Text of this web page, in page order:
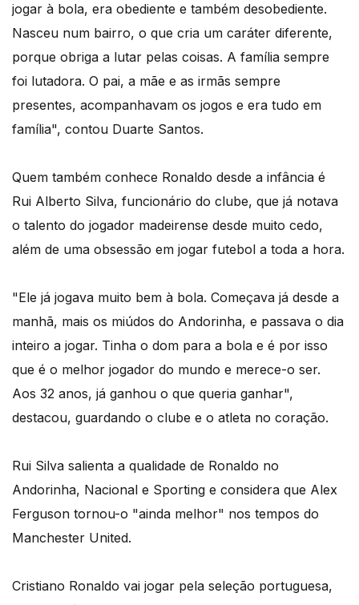
jogar à bola, era obediente e também desobediente.
Nasceu num bairro, o que cria um caráter diferente,
porque obriga a lutar pelas coisas. A família sempre
foi lutadora. O pai, a mãe e as irmãs sempre
presentes, acompanhavam os jogos e era tudo em
família", contou Duarte Santos.
Quem também conhece Ronaldo desde a infância é
Rui Alberto Silva, funcionário do clube, que já notava
o talento do jogador madeirense desde muito cedo,
além de uma obsessão em jogar futebol a toda a hora.
"Ele já jogava muito bem à bola. Começava já desde a
manhã, mais os miúdos do Andorinha, e passava o dia
inteiro a jogar. Tinha o dom para a bola e é por isso
que é o melhor jogador do mundo e merece-o ser.
Aos 32 anos, já ganhou o que queria ganhar",
destacou, guardando o clube e o atleta no coração.
Rui Silva salienta a qualidade de Ronaldo no
Andorinha, Nacional e Sporting e considera que Alex
Ferguson tornou-o "ainda melhor" nos tempos do
Manchester United.
Cristiano Ronaldo vai jogar pela seleção portuguesa,